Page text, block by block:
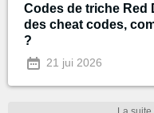
Codes de triche Red
des cheat codes,
?
21 jui 2026